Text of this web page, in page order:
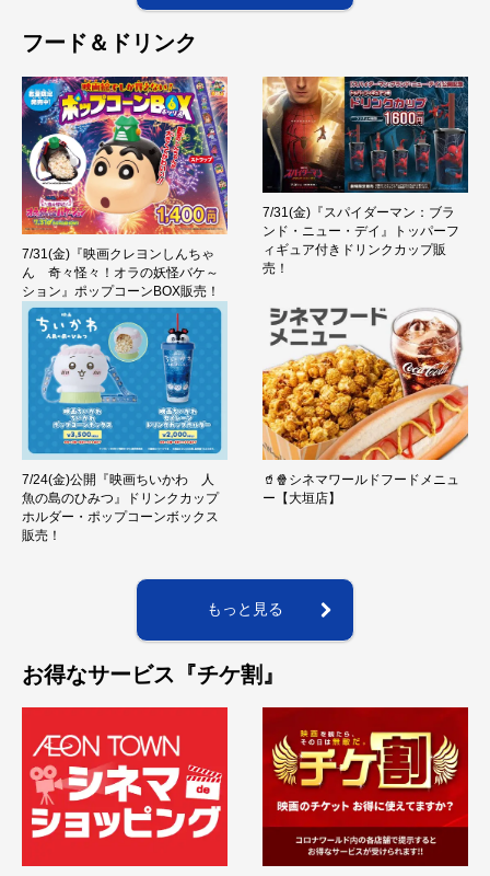
フード＆ドリンク
7/31(金)『映画クレヨンしんちゃ
ん 奇々怪々！オラの妖怪バケ～
ション』ポップコーンBOX販売！
7/31(金)『スパイダーマン：ブラ
ンド・ニュー・デイ』トッパーフ
ィギュア付きドリンクカップ販
売！
7/24(金)公開『映画ちいかわ 人
魚の島のひみつ』ドリンクカップ
ホルダー・ポップコーンボックス
販売！
🥤🍿シネマワールドフードメニュ
ー【大垣店】
もっと見る
お得なサービス『チケ割』